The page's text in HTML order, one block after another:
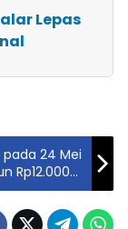
Lepas
pada 24 Mei
Rp12.000–